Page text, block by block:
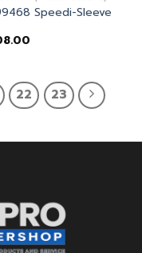
Speedi-Sleeve
22 23